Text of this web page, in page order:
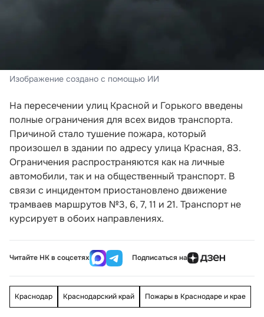
Изображение создано с помощью ИИ
На пересечении улиц Красной и Горького введены
полные ограничения для всех видов транспорта.
Причиной стало тушение пожара, который
произошел в здании по адресу улица Красная, 83.
Ограничения распространяются как на личные
автомобили, так и на общественный транспорт. В
связи с инцидентом приостановлено движение
трамваев маршрутов №3, 6, 7, 11 и 21. Транспорт не
курсирует в обоих направлениях.
Читайте НК в соцсетях Подписаться на
Краснодар Краснодарский край Пожары в Краснодаре и крае